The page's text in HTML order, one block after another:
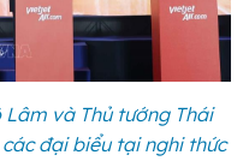
Lâm và Thủ tướng Thái
đại biểu tại nghi thức